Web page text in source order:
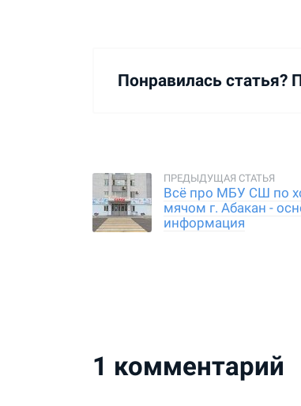
Понравилась статья?
Всё про МБУ СШ по
мячом г. Абакан -
информация
1 комментарий